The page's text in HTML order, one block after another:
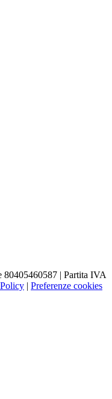
| Partita IVA
| Preferenze cookies